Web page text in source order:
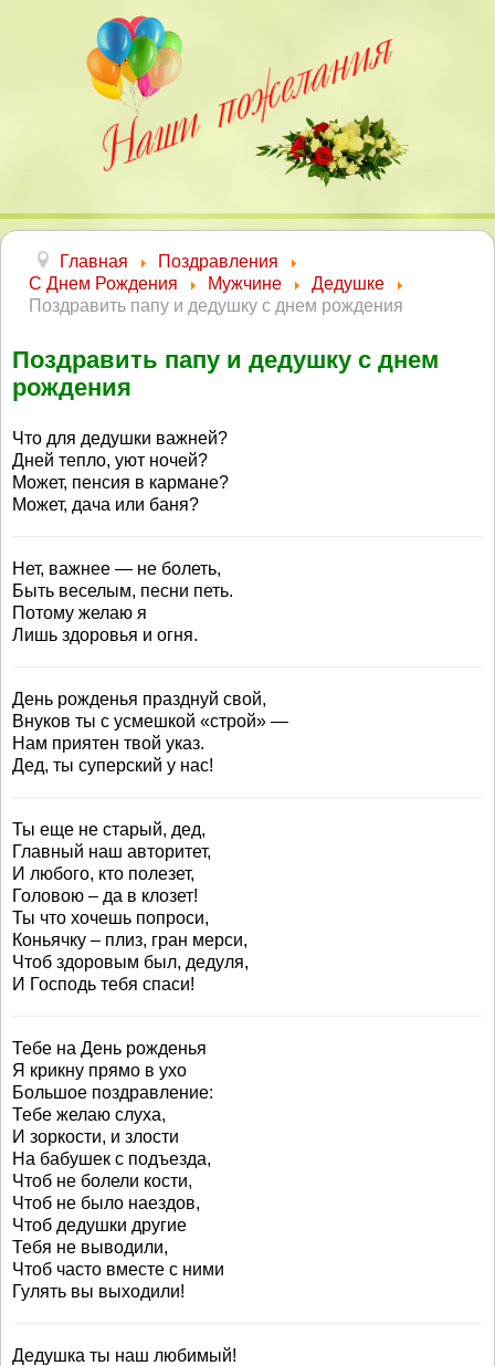
Главная
Поздравления
С Днем Рождения
Мужчине
Дедушке
Поздравить папу и дедушку с днем рождения
Поздравить папу и дедушку с днем
рождения
Что для дедушки важней?
Дней тепло, уют ночей?
Может, пенсия в кармане?
Может, дача или баня?
Нет, важнее — не болеть,
Быть веселым, песни петь.
Потому желаю я
Лишь здоровья и огня.
День рожденья празднуй свой,
Внуков ты с усмешкой «строй» —
Нам приятен твой указ.
Дед, ты суперский у нас!
Ты еще не старый, дед,
Главный наш авторитет,
И любого, кто полезет,
Головою – да в клозет!
Ты что хочешь попроси,
Коньячку – плиз, гран мерси,
Чтоб здоровым был, дедуля,
И Господь тебя спаси!
Тебе на День рожденья
Я крикну прямо в ухо
Большое поздравление:
Тебе желаю слуха,
И зоркости, и злости
На бабушек с подъезда,
Чтоб не болели кости,
Чтоб не было наездов,
Чтоб дедушки другие
Тебя не выводили,
Чтоб часто вместе с ними
Гулять вы выходили!
Дедушка ты наш любимый!